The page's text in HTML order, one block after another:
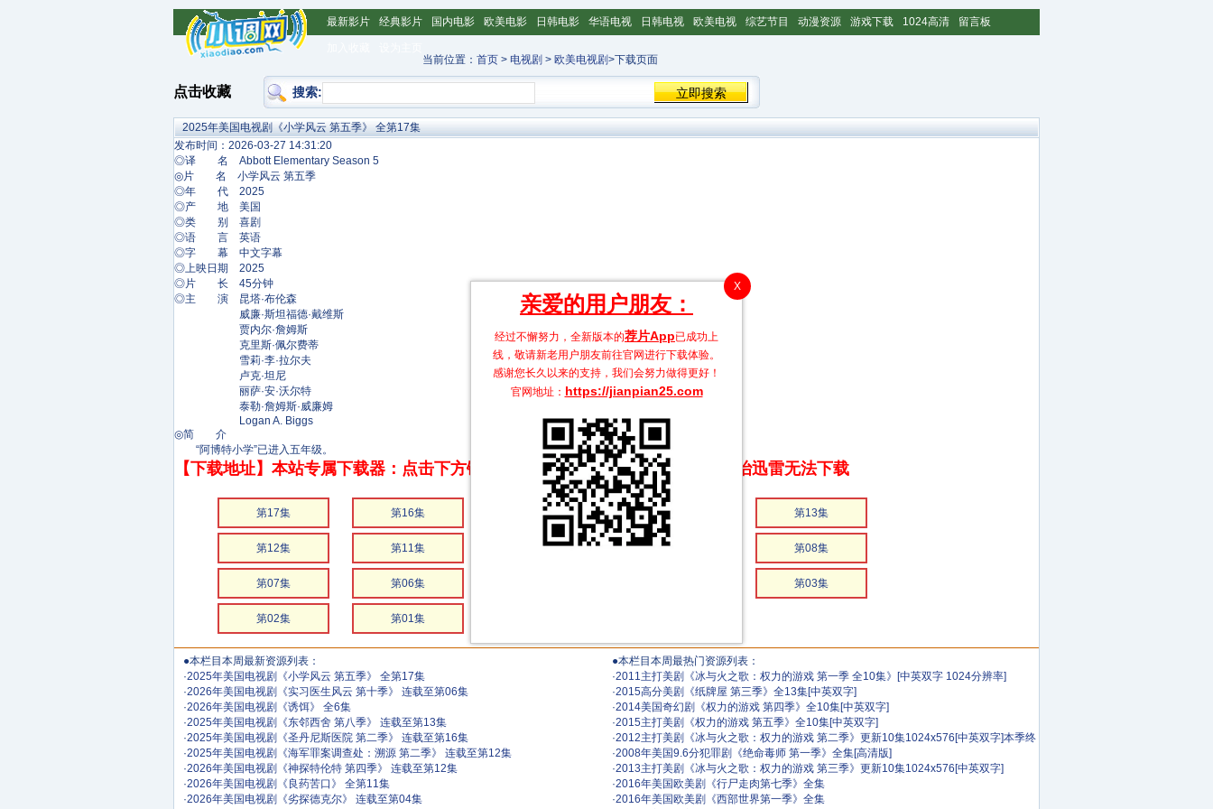
最新影片 经典影片 国内电影 欧美电影 日韩电影 华语电视 日韩电视 欧美电视 综艺节目 动漫资源 游戏下载 1024高清 留言板
当前位置： 首页 > 电视剧 > 欧美电视剧>下载页面
点击收藏 搜索:
X
亲爱的用户朋友：
经过不懈努力，全新版本的荐片App已成功上
线，敬请新老用户朋友前往官网进行下载体验。
感谢您长久以来的支持，我们会努力做得更好！
官网地址： https://jianpian25.com
2025年美国电视剧《小学风云 第五季》 全第17集
发布时间：2026-03-27 14:31:20
◎译 名 Abbott Elementary Season 5
◎片 名 小学风云 第五季
◎年 代 2025
◎产 地 美国
◎类 别 喜剧
◎语 言 英语
◎字 幕 中文字幕
◎上映日期 2025
◎片 长 45分钟
◎主 演 昆塔·布伦森
威廉·斯坦福德·戴维斯
贾内尔·詹姆斯
克里斯·佩尔费蒂
雪莉·李·拉尔夫
卢克·坦尼
丽萨·安·沃尔特
泰勒·詹姆斯·威廉姆
Logan A. Biggs
◎简 介
“阿博特小学”已进入五年级。
【下载地址】本站专属下载器：点击下方链接 即可享受高速下载和在线播放 专治迅雷无法下载
第17集 第16集 第15集 第14集 第13集
第12集 第11集 第10集 第09集 第08集
第07集 第06集 第03集
第02集 第01集
●本栏目本周最新资源列表：
·2025年美国电视剧《小学风云 第五季》 全第17集
·2026年美国电视剧《实习医生风云 第十季》 连载至第06集
·2026年美国电视剧《诱饵》 全6集
·2025年美国电视剧《东邻西舍 第八季》 连载至第13集
·2025年美国电视剧《圣丹尼斯医院 第二季》 连载至第16集
·2025年美国电视剧《海军罪案调查处：溯源 第二季》 连载至第12集
·2026年美国电视剧《神探特伦特 第四季》 连载至第12集
·2026年美国电视剧《良药苦口》 全第11集
·2026年美国电视剧《劣探德克尔》 连载至第04集
●本栏目本周最热门资源列表：
·2011主打美剧《冰与火之歌：权力的游戏 第一季 全10集》[中英双字 1024分辨率]
·2015高分美剧《纸牌屋 第三季》全13集[中英双字]
·2014美国奇幻剧《权力的游戏 第四季》全10集[中英双字]
·2015主打美剧《权力的游戏 第五季》全10集[中英双字]
·2012主打美剧《冰与火之歌：权力的游戏 第二季》更新10集1024x576[中英双字]本季终
·2008年美国9.6分犯罪剧《绝命毒师 第一季》全集[高清版]
·2013主打美剧《冰与火之歌：权力的游戏 第三季》更新10集1024x576[中英双字]
·2016年美国欧美剧《行尸走肉第七季》全集
·2016年美国欧美剧《西部世界第一季》全集